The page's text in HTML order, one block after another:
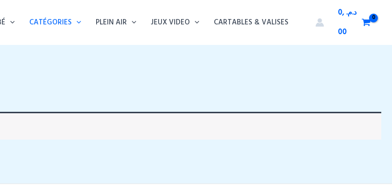
CATÉGORIES PLEIN AIR JEUX VIDEO CARTABLES & VALISES
د.م. 0,
00